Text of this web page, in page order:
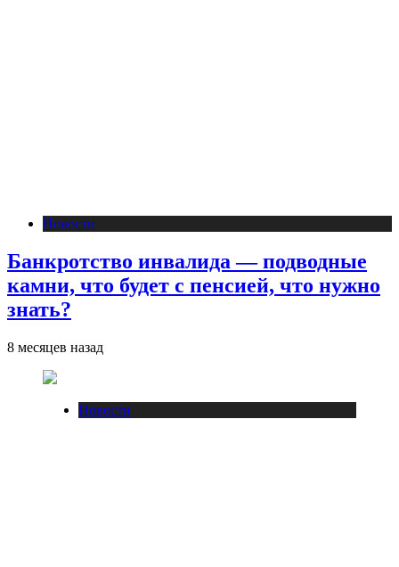
Новости
Банкротство инвалида — подводные
камни, что будет с пенсией, что нужно
знать?
8 месяцев назад
Новости